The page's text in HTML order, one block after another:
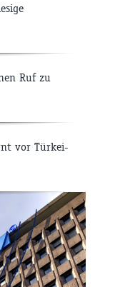
Ruf zu
vor Türkei-